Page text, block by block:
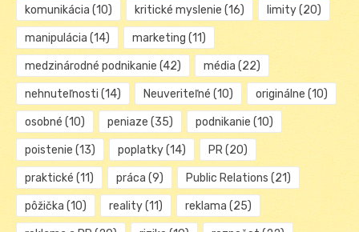
komunikácia (10) kritické myslenie (16) limity(20)
manipulácia (14) marketing (11)
medzinárodné podnikanie (42) média (22)
nehnuteľnosti (14) Neuveriteľné (10) originálne (10)
osobné (10) peniaze (35) podnikanie (10)
poistenie (13) poplatky(14) PR(20)
praktické (11) práca (9) Public Relations (21)
pôžička (10) reality(11) reklama (25)